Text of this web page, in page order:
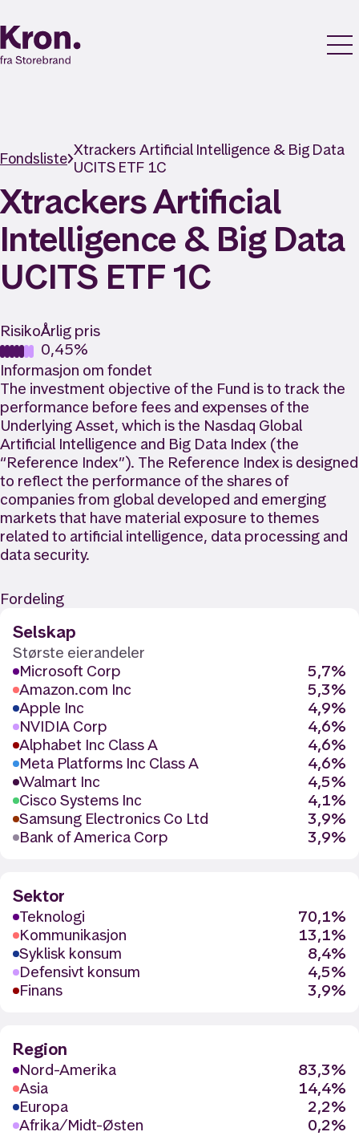
Fondsliste Xtrackers Artificial Intelligence & Big Data
UCITS ETF 1C
Xtrackers Artificial
Intelligence & Big Data
UCITS ETF 1C
RisikoÅrlig pris
0,45%
Informasjon om fondet
The investment objective of the Fund is to track the
performance before fees and expenses of the
Underlying Asset, which is the Nasdaq Global
Artificial Intelligence and Big Data Index (the
“Reference Index”). The Reference Index is designed
to reflect the performance of the shares of
companies from global developed and emerging
markets that have material exposure to themes
related to artificial intelligence, data processing and
data security.
Fordeling
Selskap
Største eierandeler
Microsoft Corp
5,7%
Amazon.com Inc
5,3%
Apple Inc
4,9%
NVIDIA Corp
4,6%
Alphabet Inc Class A
4,6%
Meta Platforms Inc Class A
4,6%
Walmart Inc
4,5%
Cisco Systems Inc
4,1%
Samsung Electronics Co Ltd
3,9%
Bank of America Corp
3,9%
Sektor
Teknologi
70,1%
Kommunikasjon
13,1%
Syklisk konsum
8,4%
Defensivt konsum
4,5%
Finans
3,9%
Region
Nord-Amerika
83,3%
Asia
14,4%
Europa
2,2%
Afrika/Midt-Østen
0,2%